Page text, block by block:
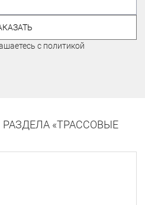
с политикой
«ТРАССОВЫЕ